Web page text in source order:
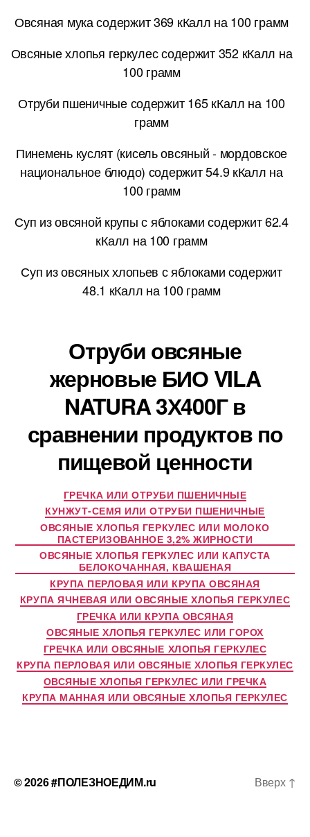
Овсяная мука содержит 369 кКалл на 100 грамм
Овсяные хлопья геркулес содержит 352 кКалл на
100 грамм
Отруби пшеничные содержит 165 кКалл на 100
грамм
Пинемень куслят (кисель овсяный - мордовское
национальное блюдо) содержит 54.9 кКалл на
100 грамм
Суп из овсяной крупы с яблоками содержит 62.4
кКалл на 100 грамм
Суп из овсяных хлопьев с яблоками содержит
48.1 кКалл на 100 грамм
Отруби овсяные
жерновые БИО VILA
NATURA 3Х400Г в
сравнении продуктов по
пищевой ценности
ГРЕЧКА ИЛИ ОТРУБИ ПШЕНИЧНЫЕ
КУНЖУТ-СЕМЯ ИЛИ ОТРУБИ ПШЕНИЧНЫЕ
ОВСЯНЫЕ ХЛОПЬЯ ГЕРКУЛЕС ИЛИ МОЛОКО
ПАСТЕРИЗОВАННОЕ 3,2% ЖИРНОСТИ
ОВСЯНЫЕ ХЛОПЬЯ ГЕРКУЛЕС ИЛИ КАПУСТА
БЕЛОКОЧАННАЯ, КВАШЕНАЯ
КРУПА ПЕРЛОВАЯ ИЛИ КРУПА ОВСЯНАЯ
КРУПА ЯЧНЕВАЯ ИЛИ ОВСЯНЫЕ ХЛОПЬЯ ГЕРКУЛЕС
ГРЕЧКА ИЛИ КРУПА ОВСЯНАЯ
ОВСЯНЫЕ ХЛОПЬЯ ГЕРКУЛЕС ИЛИ ГОРОХ
ГРЕЧКА ИЛИ ОВСЯНЫЕ ХЛОПЬЯ ГЕРКУЛЕС
КРУПА ПЕРЛОВАЯ ИЛИ ОВСЯНЫЕ ХЛОПЬЯ ГЕРКУЛЕС
ОВСЯНЫЕ ХЛОПЬЯ ГЕРКУЛЕС ИЛИ ГРЕЧКА
КРУПА МАННАЯ ИЛИ ОВСЯНЫЕ ХЛОПЬЯ ГЕРКУЛЕС
© 2026#ПОЛЕЗНОЕДИМ.ru Вверх ↑